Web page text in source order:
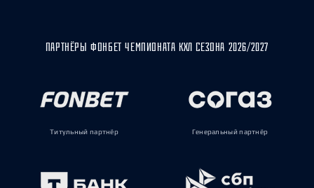
ПАРТНЁРЫ ФОНБЕТ ЧЕМПИОНАТА КХЛ СЕЗОНА 2026/2027
Титульный партнёр Генеральный партнёр